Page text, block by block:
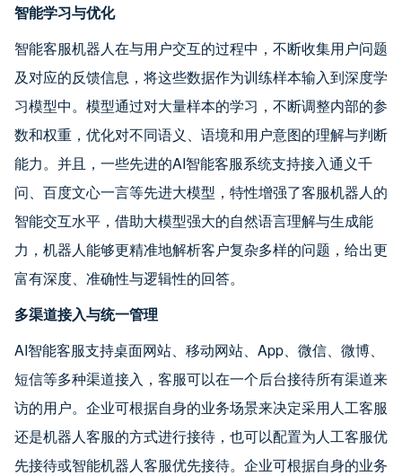
智能学习与优化
智能客服机器人在与用户交互的过程中，不断收集用户问题
及对应的反馈信息，将这些数据作为训练样本输入到深度学
习模型中。模型通过对大量样本的学习，不断调整内部的参
数和权重，优化对不同语义、语境和用户意图的理解与判断
能力。并且，一些先进的AI智能客服系统支持接入通义千
问、百度文心一言等先进大模型，特性增强了客服机器人的
智能交互水平，借助大模型强大的自然语言理解与生成能
力，机器人能够更精准地解析客户复杂多样的问题，给出更
富有深度、准确性与逻辑性的回答。
多渠道接入与统一管理
AI智能客服支持桌面网站、移动网站、App、微信、微博、
短信等多种渠道接入，客服可以在一个后台接待所有渠道来
访的用户。企业可根据自身的业务场景来决定采用人工客服
还是机器人客服的方式进行接待，也可以配置为人工客服优
先接待或智能机器人客服优先接待。企业可根据自身的业务